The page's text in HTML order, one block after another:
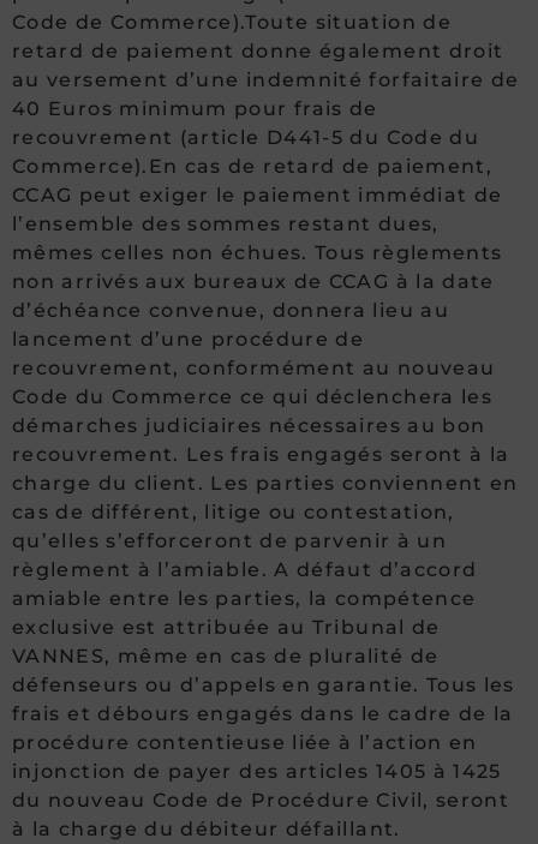
Code de Commerce).Toute situation de
retard de paiement donne également droit
au versement d’une indemnité forfaitaire de
40 Euros minimum pour frais de
recouvrement (article D441-5 du Code du
Commerce).En cas de retard de paiement,
CCAG peut exiger le paiement immédiat de
l’ensemble des sommes restant dues,
mêmes celles non échues. Tous règlements
non arrivés aux bureaux de CCAG à la date
d’échéance convenue, donnera lieu au
lancement d’une procédure de
recouvrement, conformément au nouveau
Code du Commerce ce qui déclenchera les
démarches judiciaires nécessaires au bon
recouvrement. Les frais engagés seront à la
charge du client. Les parties conviennent en
cas de différent, litige ou contestation,
qu’elles s’efforceront de parvenir à un
règlement à l’amiable. A défaut d’accord
amiable entre les parties, la compétence
exclusive est attribuée au Tribunal de
VANNES, même en cas de pluralité de
défenseurs ou d’appels en garantie. Tous les
frais et débours engagés dans le cadre de la
procédure contentieuse liée à l’action en
injonction de payer des articles 1405 à 1425
du nouveau Code de Procédure Civil, seront
à la charge du débiteur défaillant.